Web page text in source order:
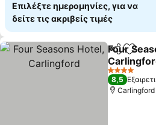
Επιλέξτε ημερομηνίες, για να
δείτε τις ακριβείς τιμές
Four
Εμφάνιση
4 Αστέρια
8,5
Carlingford